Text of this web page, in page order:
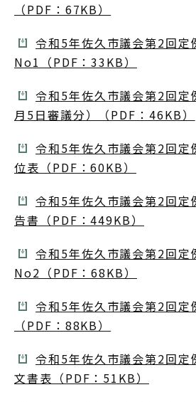
（PDF：67KB）
令和5年佐久市議会第2回
No1（PDF：33KB）
令和5年佐久市議会第2回
月5日審議分）（PDF：46KB）
令和5年佐久市議会第2回
位表（PDF：60KB）
令和5年佐久市議会第2回
告書（PDF：449KB）
令和5年佐久市議会第2回
No2（PDF：68KB）
令和5年佐久市議会第2回
（PDF：88KB）
令和5年佐久市議会第2回
文書表（PDF：51KB）